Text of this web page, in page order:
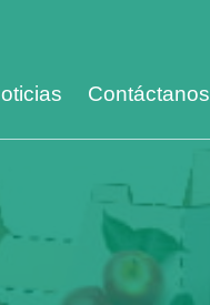
Contáctanos